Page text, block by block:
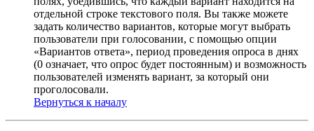
отдельной строке текстового поля. Вы также можете
задать количество вариантов, которые могут выбрать
пользователи при голосовании, с помощью опции
«Вариантов ответа», период проведения опроса в днях
(0 означает, что опрос будет постоянным) и возможность
пользователей изменять вариант, за который они
проголосовали.
Вернуться к началу